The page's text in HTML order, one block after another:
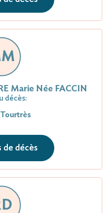
Marie Née FACCIN
décès:
de décès